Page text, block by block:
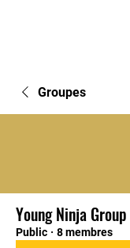
Groupes
Young Ninja
Public · 8 membres